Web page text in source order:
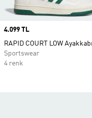
Price
4.099 TL
RAPID COURT LOW Ayakkabı
Sportswear
4 renk